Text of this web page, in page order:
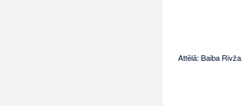
Attēlā: Baiba Rivža.